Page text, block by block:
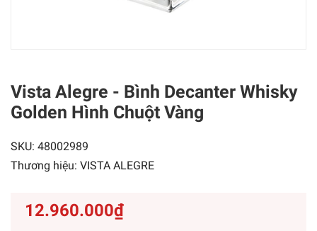
Vista Alegre - Bình Decanter Whisky
Golden Hình Chuột Vàng
SKU: 48002989
Thương hiệu: VISTA ALEGRE
12.960.000₫